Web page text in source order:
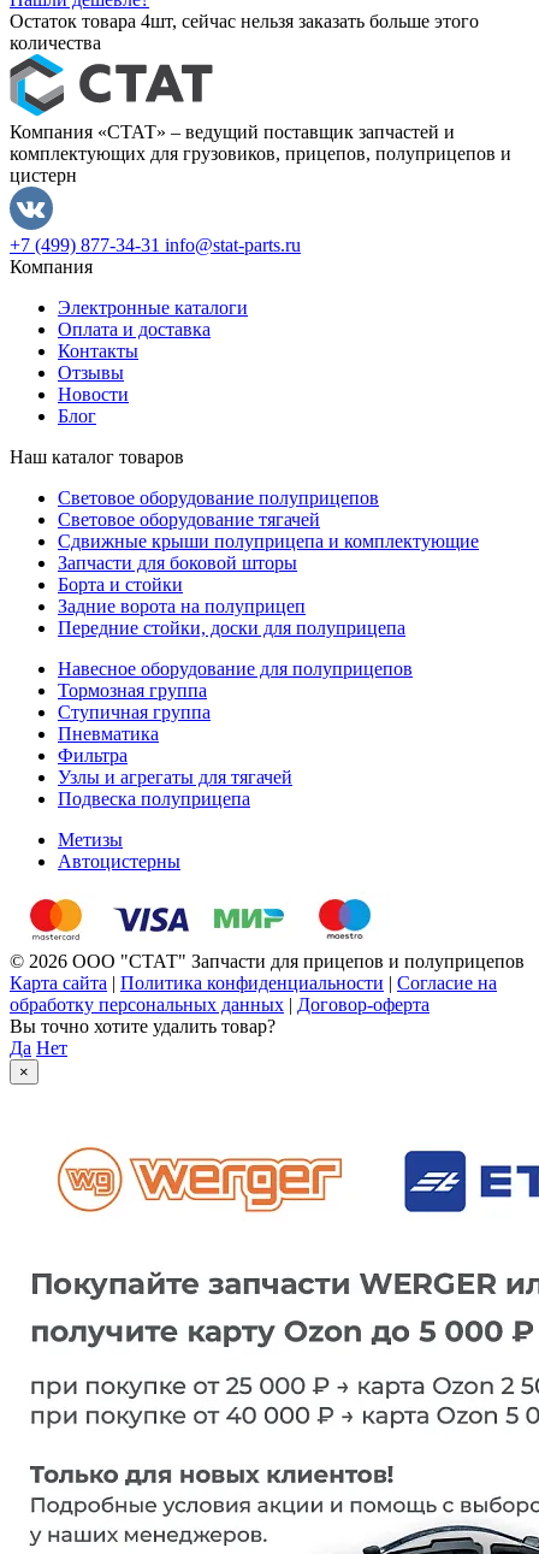
Остаток товара 4шт, сейчас нельзя заказать больше этого
количества
Компания «СТАТ» – ведущий поставщик запчастей и
комплектующих для грузовиков, прицепов, полуприцепов и
цистерн
+7 (499) 877-34-31 info@stat-parts.ru
Компания
Электронные каталоги
Оплата и доставка
Контакты
Отзывы
Новости
Блог
Наш каталог товаров
Световое оборудование полуприцепов
Световое оборудование тягачей
Сдвижные крыши полуприцепа и комплектующие
Запчасти для боковой шторы
Борта и стойки
Задние ворота на полуприцеп
Передние стойки, доски для полуприцепа
Навесное оборудование для полуприцепов
Тормозная группа
Ступичная группа
Пневматика
Фильтра
Узлы и агрегаты для тягачей
Подвеска полуприцепа
Метизы
Автоцистерны
© 2026 ООО "СТАТ" Запчасти для прицепов и полуприцепов
Карта сайта | Политика конфиденциальности | Согласие на
обработку персональных данных | Договор-оферта
Вы точно хотите удалить товар?
Да Нет
×